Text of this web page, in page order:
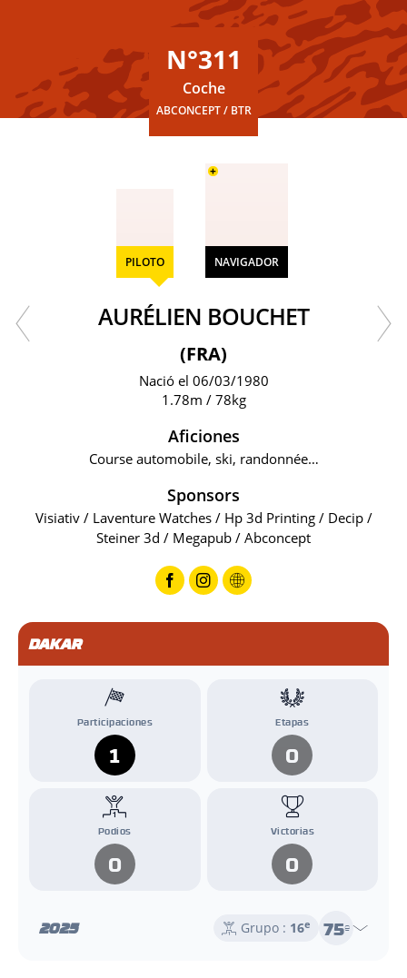
N°311
Coche
ABCONCEPT / BTR
PILOTO NAVIGADOR
+
AURÉLIEN BOUCHET
(FRA)
Nació el 06/03/1980
1.78m / 78kg
Aficiones
Course automobile, ski, randonnée…
Sponsors
Visiativ / Laventure Watches / Hp 3d Printing / Decip /
Steiner 3d / Megapub / Abconcept
DAKAR
Participaciones
1
Etapas
0
Podios
0
Victorias
0
2025 Grupo : 16e 75e